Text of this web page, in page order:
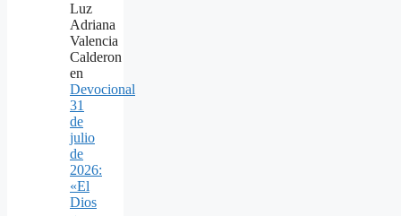
Luz
Adriana
Valencia
Calderon
en
Devocional
31
de
julio
de
2026:
«El
Dios